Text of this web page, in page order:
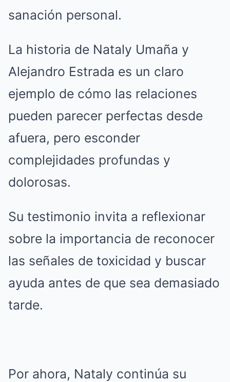
sanación personal.
La historia de Nataly Umaña y
Alejandro Estrada es un claro
ejemplo de cómo las relaciones
pueden parecer perfectas desde
afuera, pero esconder
complejidades profundas y
dolorosas.
Su testimonio invita a reflexionar
sobre la importancia de reconocer
las señales de toxicidad y buscar
ayuda antes de que sea demasiado
tarde.
Por ahora, Nataly continúa su